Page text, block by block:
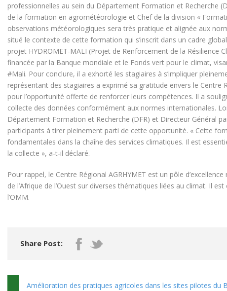
professionnelles au sein du Département Formation et Recherche
de la formation en agrométéorologie et Chef de la division «
observations météorologiques sera très pratique et alignée aux
situé le contexte de cette formation qui s’inscrit dans un cadre
projet HYDROMET-MALI (Projet de Renforcement de la
financée par la Banque mondiale et le Fonds vert pour le climat,
#Mali. Pour conclure, il a exhorté les stagiaires à s’impliquer
représentant des stagiaires a exprimé sa gratitude envers le Centre
pour l’opportunité offerte de renforcer leurs compétences. Il a
collecte des données conformément aux normes internationales.
Département Formation et Recherche (DFR) et Directeur Général
participants à tirer pleinement parti de cette opportunité. « Cette
fondamentales dans la chaîne des services climatiques. Il est
la collecte », a-t-il déclaré.
Pour rappel, le Centre Régional AGRHYMET est un pôle
de l’Afrique de l’Ouest sur diverses thématiques liées au climat. Il
l’OMM.
Share Post:
Amélioration des pratiques agricoles dans les sites pilotes